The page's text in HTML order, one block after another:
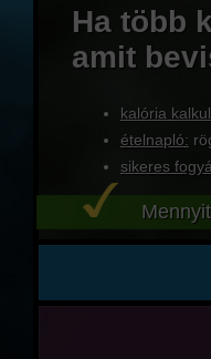
Ha több
amit
kalória
ételnapló:
sikeres